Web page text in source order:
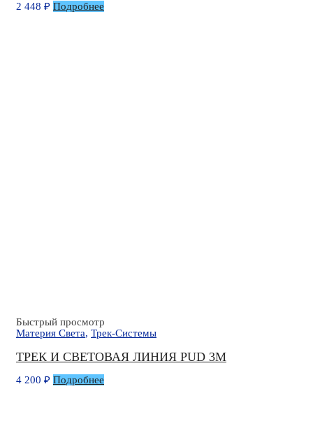
2 448 ₽ Подробнее
Быстрый просмотр
Материя Света, Трек-Системы
ТРЕК И СВЕТОВАЯ ЛИНИЯ PUD 3М
4 200 ₽ Подробнее